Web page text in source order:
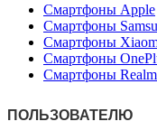
Смартфоны Apple
Смартфоны
Смартфоны
Смартфоны
Смартфоны
ПОЛЬЗОВАТЕЛЮ